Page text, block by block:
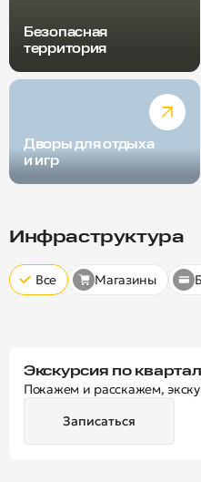
Безопасная
территория
Дворы для отдыха
и игр
Инфраструктура
Все Магазины
Экскурсия по
Покажем и расскажем,
Записаться